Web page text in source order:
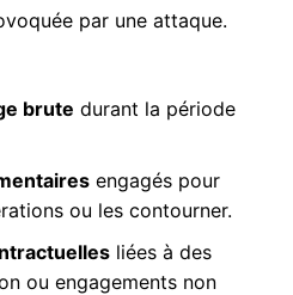
par une attaque.
brute durant la période
engagés pour
ou les contourner.
liées à des
ou engagements non